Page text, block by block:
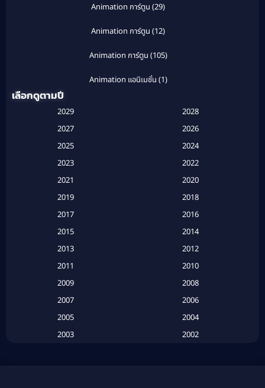
Animation การ์ตูน (29)
Animation การ์ตูน (12)
Animation การ์ตูน (105)
Animation แอนิเมชั่น (1)
Based on a True Story สร้างจากเรื่องจริง(2)
Based on a True Story เรื่องจริง (20)
เลือกดูตามปี
2029
2028
2027
2026
2025
2024
2023
2022
2021
2020
2019
2018
2017
2016
2015
2014
2013
2012
2011
2010
2009
2008
2007
2006
2005
2004
2003
2002